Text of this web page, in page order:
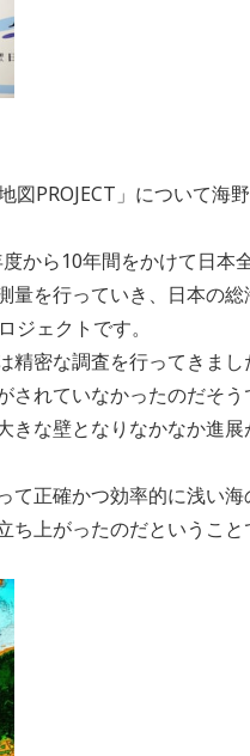
PROJECT」について海
度から10年間をかけて日
を行っていき、日本の
ェクトです。
精密な調査を行ってきま
れていなかったのだそう
な壁となりなかなか進
正確かつ効率的に浅い
上がったのだということ